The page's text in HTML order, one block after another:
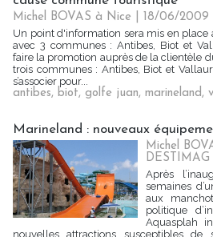
Michel BOVAS à Nice | 18/06/2009
Un point d'information sera mis en place
avec 3 communes : Antibes, Biot et
faire la promotion auprès de la clientèle
trois communes : Antibes, Biot et
s’associer pour...
antibes, biot, golfe juan, marineland,
Marineland : nouveaux
Michel
DESTIMAG
Après
semaines
aux
politique
Aquasplah
nouvelles attractions susceptibles de